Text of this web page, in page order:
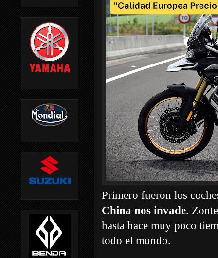
Primero fueron los
China nos invade.
hasta hace muy poco
todo el mundo.